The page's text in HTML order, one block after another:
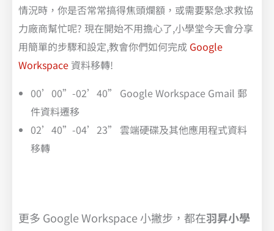
情況時，你是否常常搞得焦頭爛額，或需要緊急求救協
力廠商幫忙呢? 現在開始不用擔心了,小學堂今天會分享
用簡單的步驟和設定,教會你們如何完成 Google
Workspace資料移轉!
00’00”-02’40” Google Workspace Gmail 郵
件資料遷移
02’40”-04’23” 雲端硬碟及其他應用程式資料
移轉
更多 Google Workspace 小撇步，都在羽昇小學